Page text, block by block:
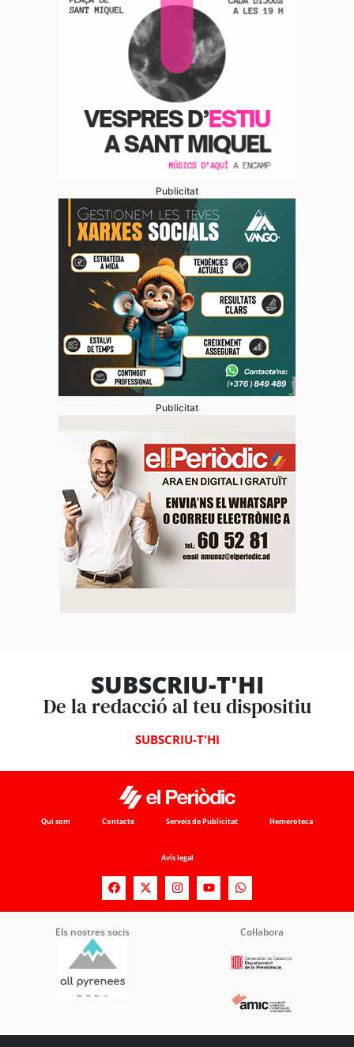
Publicitat
Publicitat
SUBSCRIU-T'HI
De la redacció al teu dispositiu
SUBSCRIU-T'HI
Qui som Contacte Serveis de Publicitat Hemeroteca
Avís legal
Els nostres socis Col·labora